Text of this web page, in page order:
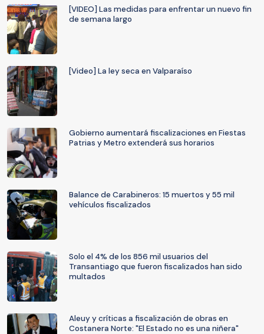
[VIDEO] Las medidas para enfrentar un nuevo fin
de semana largo
[Video] La ley seca en Valparaíso
Gobierno aumentará fiscalizaciones en Fiestas
Patrias y Metro extenderá sus horarios
Balance de Carabineros: 15 muertos y 55 mil
vehículos fiscalizados
Solo el 4% de los 856 mil usuarios del
Transantiago que fueron fiscalizados han sido
multados
Aleuy y críticas a fiscalización de obras en
Costanera Norte: "El Estado no es una niñera"